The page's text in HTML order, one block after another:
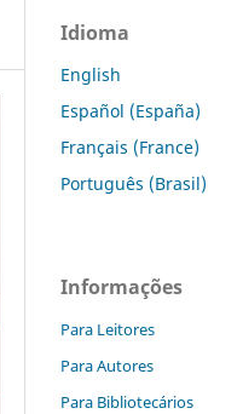
Idioma
English
Español (España)
Français (France)
Português (Brasil)
Informações
Para Leitores
Para Autores
Para Bibliotecários